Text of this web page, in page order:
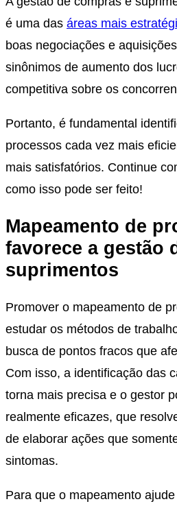
é uma das áreas mais
boas negociações e
sinônimos de aumento dos
competitiva sobre os
Portanto, é fundamental
processos cada vez mais
mais satisfatórios. Continue
como isso pode ser feito!
Mapeamento de
favorece a gestão
suprimentos
Promover o mapeamento de
estudar os métodos de
busca de pontos fracos que
Com isso, a identificação das
torna mais precisa e o gestor
realmente eficazes, que
de elaborar ações que
sintomas.
Para que o mapeamento